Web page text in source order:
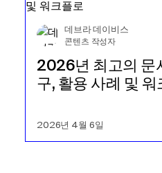
데브라 데이비스
콘텐츠 작성자
2026년 최고의 문
구, 활용 사례 및 워
2026년 4월 6일